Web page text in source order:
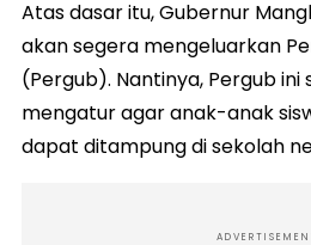
Atas dasar itu, Gubernur
akan segera mengeluarkan
(Pergub). Nantinya, Pergub ini
mengatur agar anak-anak
dapat ditampung di sekolah